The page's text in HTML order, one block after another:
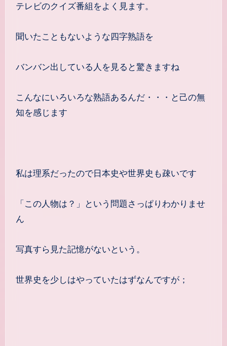
テレビのクイズ番組をよく見ます。
聞いたこともないような四字熟語を
バンバン出している人を見ると驚きますね
こんなにいろいろな熟語あるんだ・・・と己の無
知を感じます
私は理系だったので日本史や世界史も疎いです
「この人物は？」という問題さっぱりわかりませ
ん
写真すら見た記憶がないという。
世界史を少しはやっていたはずなんですが；